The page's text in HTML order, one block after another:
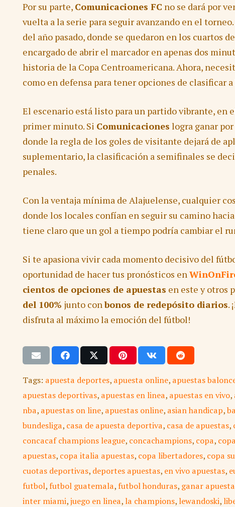
Por su parte, Comunicaciones FC no se dará por
vuelta a la serie para seguir avanzando en el
del año pasado, donde se quedaron en los cuartos
encargado de abrir el marcador en apenas dos
historia de la Copa Centroamericana. Ahora,
como en defensa para tener opciones de clasificar
El escenario está listo para un partido vibrante, en
primer minuto. Si Comunicaciones logra ganar
donde la regla de los goles de visitante dejará de
suplementario, la clasificación a semifinales se
penales.
Con la ventaja mínima de Alajuelense, cualquier
donde los locales confían en seguir su camino
tiene claro que un gol a tiempo podría cambiar el
Si te apasiona vivir cada momento decisivo del
oportunidad de hacer tus pronósticos en
cientos de opciones de apuestas en este y otros
del 100% junto conbonos de redepósito diarios.
disfruta al máximo la emoción del fútbol!
Tags: apuesta deportes, apuesta online, apuestas
apuestas deportivas, apuestas en linea, apuestas en vivo,
nba, apuestas on line, apuestas online, asian handicap,
bundesliga, casa de apuesta deportiva, casa de apuestas,
concacaf champions league, concachampions, copa,
apuestas, copa italia apuestas, copa libertadores, copa
cuotas deportivas, deportes apuestas, en vivo apuestas,
futbol,futbol guatemala,futbol honduras, ganar
inter miami,juego en linea,la champions,lewandoski,